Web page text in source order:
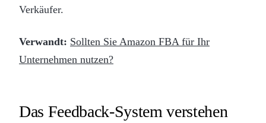
Verkäufer.
Verwandt: Sollten Sie Amazon FBA für Ihr
Unternehmen nutzen?
Das Feedback-System verstehen